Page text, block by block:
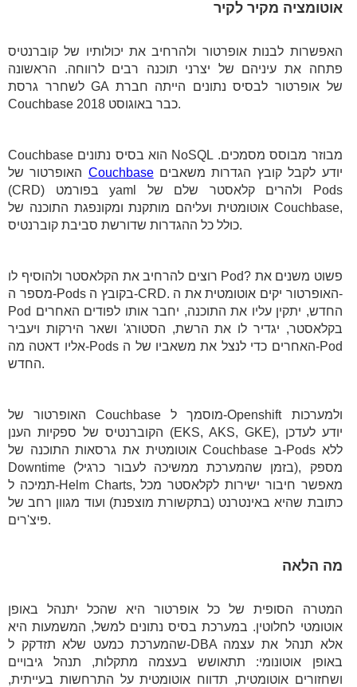
אוטומציה מקיר לקיר
האפשרות לבנות אופרטור ולהרחיב את יכולותיו של קוברנטיס
פתחה את עיניהם של יצרני תוכנה רבים לרווחה. הראשונה
לשחרר גרסת GA של אופרטור לבסיס נתונים הייתה חברת
Couchbase כבר באוגוסט 2018.
Couchbase הוא בסיס נתונים NoSQL מבוזר מבוסס מסמכים.
Couchbaseיודע לקבל קובץ הגדרות משאבים
(CRD) בפורמט yaml ולהרים קלאסטר שלם של Pods
אוטומטית ועליהם מותקנת ומקונפגת התוכנה של Couchbase,
כולל כל ההגדרות שדורשת סביבת קוברנטיס.
רוצים להרחיב את הקלאסטר ולהוסיף לו Pod? פשוט משנים את
מספר ה-Pods בקובץ ה-CRD. האופרטור יקים אוטומטית את ה-
Pod החדש, יתקין עליו את התוכנה, יחבר אותו לפודים האחרים
בקלאסטר, יגדיר לו את הרשת, הסטורג' ושאר הירקות ויעביר
אליו דאטה מה-Pods האחרים כדי לנצל את משאביו של ה-Pod
החדש.
האופרטור של Couchbase מוסמך ל-Openshift ולמערכות
הקוברנטיס של ספקיות הענן (EKS, AKS, GKE), יודע לעדכן
אוטומטית את גרסאות התוכנה של Couchbase ב-Pods ללא
Downtime (בזמן שהמערכת ממשיכה לעבור כרגיל), מספק
תמיכה ל-Helm Charts, מאפשר חיבור ישירות לקלאסטר מכל
כתובת שהיא באינטרנט (בתקשורת מוצפנת) ועוד מגוון רחב של
פיצ'רים.
מה הלאה
המטרה הסופית של כל אופרטור היא שהכל יתנהל באופן
אוטומטי לחלוטין. במערכת בסיס נתונים למשל, המשמעות היא
שהמערכת כמעט שלא תזדקק ל-DBA אלא תנהל את עצמה
באופן אוטונומי: תתאושש בעצמה מתקלות, תנהל גיבויים
ושחזורים אוטומטית, תדווח אוטומטית על התרחשות בעייתית,